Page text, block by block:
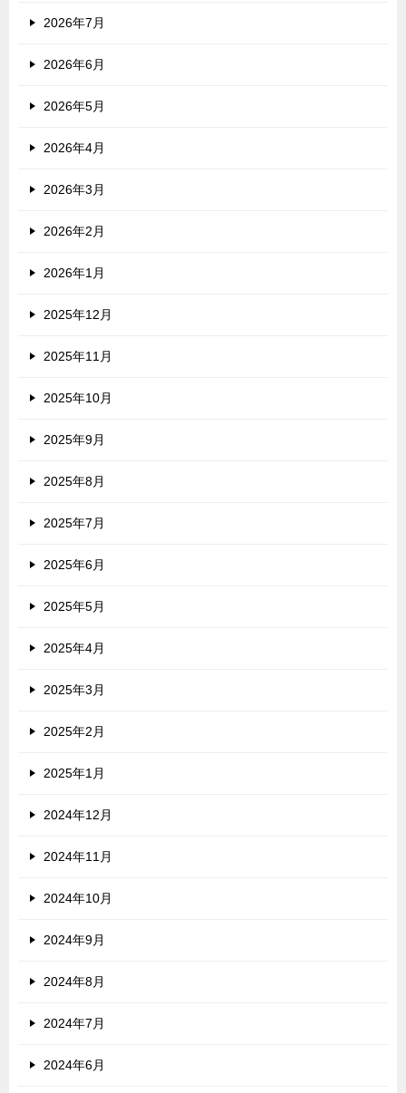
2026年7月
2026年6月
2026年5月
2026年4月
2026年3月
2026年2月
2026年1月
2025年12月
2025年11月
2025年10月
2025年9月
2025年8月
2025年7月
2025年6月
2025年5月
2025年4月
2025年3月
2025年2月
2025年1月
2024年12月
2024年11月
2024年10月
2024年9月
2024年8月
2024年7月
2024年6月